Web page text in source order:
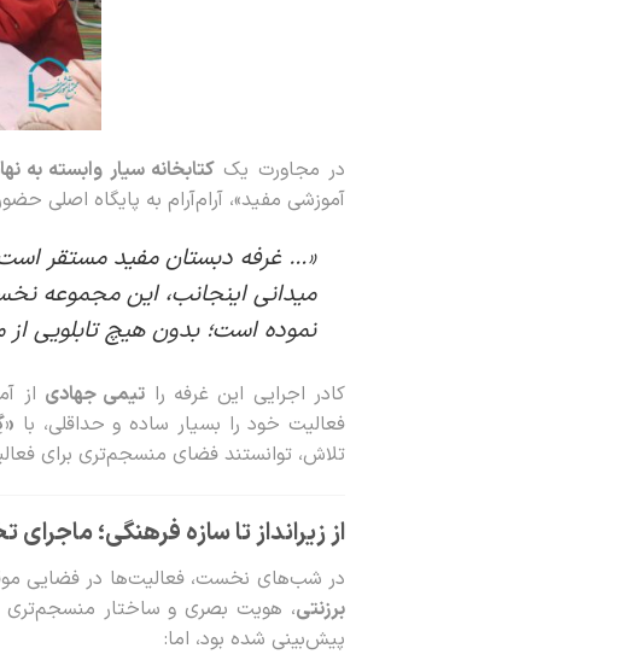
در مجاورت یک کتابخانه سیار وابسته به
آموزشی مفید»، آرام‌آرام به پایگاه
«… غرفه دبستان مفید مستقر
میدانی اینجانب، این مجموعه
نموده است؛ بدون هیچ تابلویی
کادر اجرایی این غرفه را تیمی جهادی از
فعالیت خود را بسیار ساده و حداقلی، با
تلاش، توانستند فضای منسجم‌تری برای
از زیرانداز تا سازه فرهنگی؛
در شب‌های نخست، فعالیت‌ها در فضایی
برزنتی، هویت بصری و ساختار منسجم‌تری
پیش‌بینی شده بود، اما: